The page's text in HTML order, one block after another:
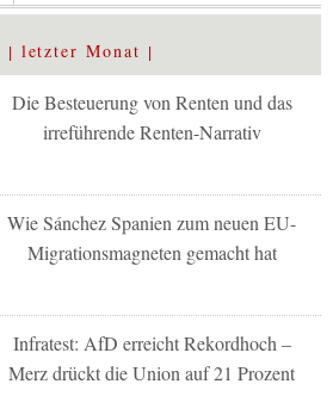
letzter Monat
Die Besteuerung von Renten und das
irreführende Renten-Narrativ
Wie Sánchez Spanien zum neuen EU-
Migrationsmagneten gemacht hat
Infratest: AfD erreicht Rekordhoch –
Merz drückt die Union auf 21 Prozent